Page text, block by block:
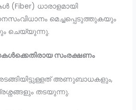
ധാരാളമായി
മെച്ചപ്പെടുത്തുകയും
ചെയ്യുന്നു.
സംരക്ഷണം
അണുബാധകളും,
തടയുന്നു.